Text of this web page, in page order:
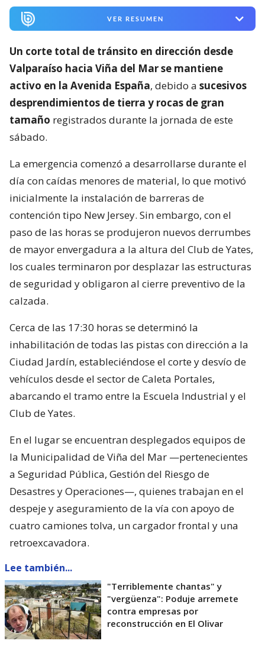
VER RESUMEN
Un corte total de tránsito en dirección desde
Valparaíso hacia Viña del Mar se mantiene
activo en la Avenida España, debido a sucesivos
desprendimientos de tierra y rocas de gran
tamaño registrados durante la jornada de este
sábado.
La emergencia comenzó a desarrollarse durante el
día con caídas menores de material, lo que motivó
inicialmente la instalación de barreras de
contención tipo New Jersey. Sin embargo, con el
paso de las horas se produjeron nuevos derrumbes
de mayor envergadura a la altura del Club de Yates,
los cuales terminaron por desplazar las estructuras
de seguridad y obligaron al cierre preventivo de la
calzada.
Cerca de las 17:30 horas se determinó la
inhabilitación de todas las pistas con dirección a la
Ciudad Jardín, estableciéndose el corte y desvío de
vehículos desde el sector de Caleta Portales,
abarcando el tramo entre la Escuela Industrial y el
Club de Yates.
En el lugar se encuentran desplegados equipos de
la Municipalidad de Viña del Mar —pertenecientes
a Seguridad Pública, Gestión del Riesgo de
Desastres y Operaciones—, quienes trabajan en el
despeje y aseguramiento de la vía con apoyo de
cuatro camiones tolva, un cargador frontal y una
retroexcavadora.
Lee también...
"Terriblemente chantas" y
"vergüenza": Poduje arremete
contra empresas por
reconstrucción en El Olivar